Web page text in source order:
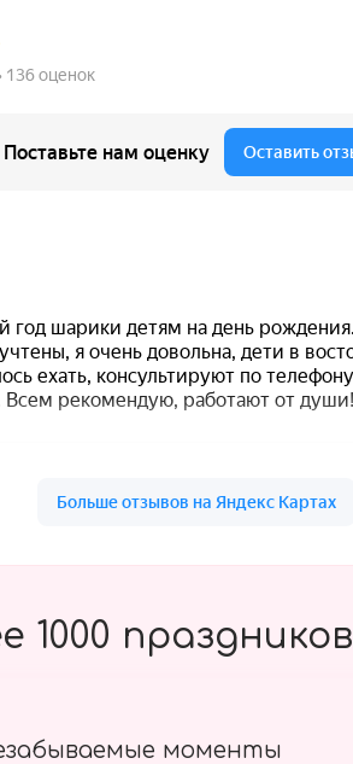
1000 праздников
моменты